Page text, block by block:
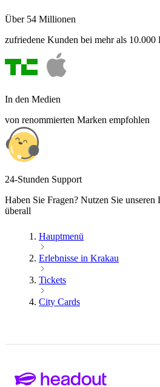
Über 54 Millionen
zufriedene Kunden bei mehr als 10.000
In den Medien
von renommierten Marken empfohlen
24-Stunden Support
Haben Sie Fragen? Nutzen Sie
überall
Hauptmenü
Erlebnisse in Krakau
Tickets
City Cards